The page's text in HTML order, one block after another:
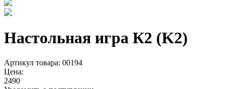
Настольная игра К2 (K2)
Артикул товара: 00194
Цена:
2490